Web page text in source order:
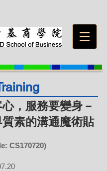
，服務要變身－
素的溝通魔術貼
CS170720)